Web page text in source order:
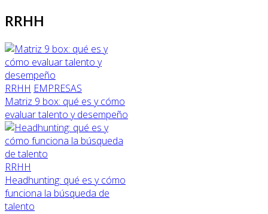
RRHH
RRHH EMPRESAS
Matriz 9 box: qué es y cómo
evaluar talento y desempeño
RRHH
Headhunting: qué es y cómo
funciona la búsqueda de
talento